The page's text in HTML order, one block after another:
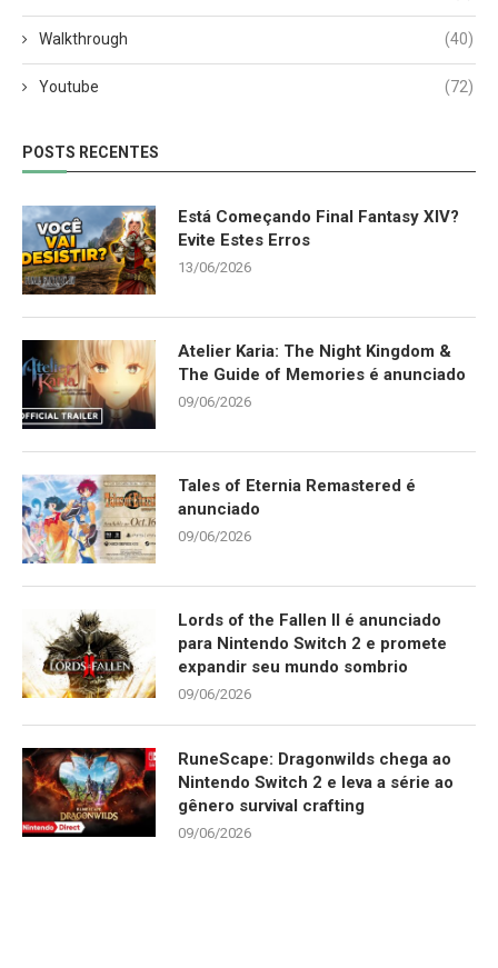
Walkthrough (40)
Youtube (72)
POSTS RECENTES
Está Começando Final Fantasy XIV?
Evite Estes Erros
13/06/2026
Atelier Karia: The Night Kingdom &
The Guide of Memories é anunciado
09/06/2026
Tales of Eternia Remastered é
anunciado
09/06/2026
Lords of the Fallen II é anunciado
para Nintendo Switch 2 e promete
expandir seu mundo sombrio
09/06/2026
RuneScape: Dragonwilds chega ao
Nintendo Switch 2 e leva a série ao
gênero survival crafting
09/06/2026